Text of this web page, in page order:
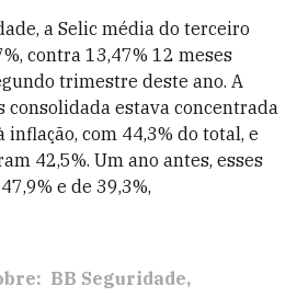
a Selic média do terceiro
contra 13,47% 12 meses
trimestre deste ano. A
consolidada estava concentrada
com 44,3% do total, e
42,5%. Um ano antes, esses
e de 39,3%,
BB Seguridade